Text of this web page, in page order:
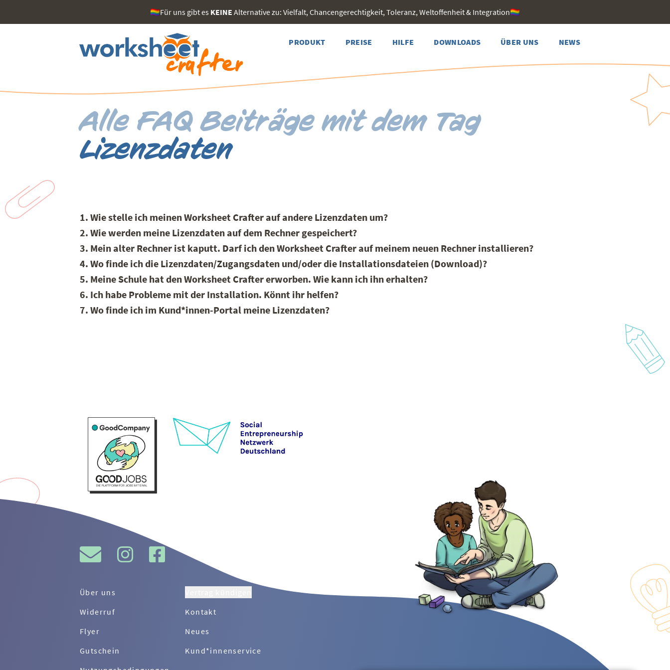
🏳️‍🌈Für uns gibt es KEINE Alternative zu: Vielfalt, Chancengerechtigkeit, Toleranz, Weltoffenheit & Integration🏳️‍🌈
PRODUKT PREISE HILFE DOWNLOADS ÜBER UNS NEWS
Alle FAQ Beiträge mit dem Tag
Lizenzdaten
1. Wie stelle ich meinen Worksheet Crafter auf andere Lizenzdaten um?
2. Wie werden meine Lizenzdaten auf dem Rechner gespeichert?
3. Mein alter Rechner ist kaputt. Darf ich den Worksheet Crafter auf meinem neuen Rechner installieren?
4. Wo finde ich die Lizenzdaten/Zugangsdaten und/oder die Installationsdateien (Download)?
5. Meine Schule hat den Worksheet Crafter erworben. Wie kann ich ihn erhalten?
6. Ich habe Probleme mit der Installation. Könnt ihr helfen?
7. Wo finde ich im Kund*innen-Portal meine Lizenzdaten?
Über uns
Widerruf
Kontakt
Flyer
Neues
Gutschein
Kund*innenservice